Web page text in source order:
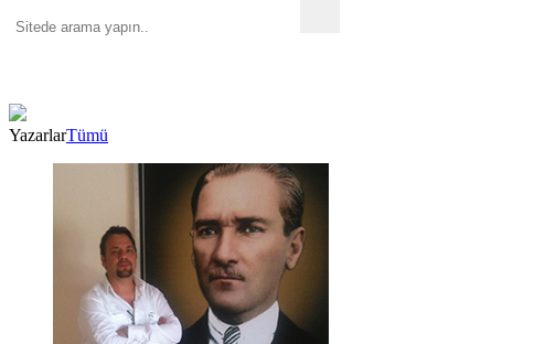
YazarlarTümü